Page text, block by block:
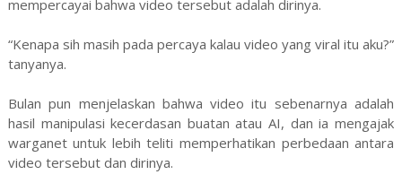
mempercayai bahwa video tersebut adalah dirinya.
“Kenapa sih masih pada percaya kalau video yang viral itu aku?”
tanyanya.
Bulan pun menjelaskan bahwa video itu sebenarnya adalah
hasil manipulasi kecerdasan buatan atau AI, dan ia mengajak
warganet untuk lebih teliti memperhatikan perbedaan antara
video tersebut dan dirinya.